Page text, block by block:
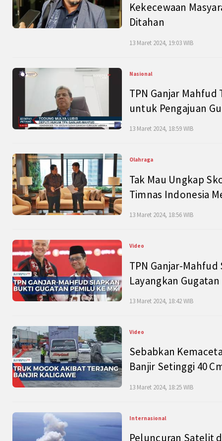
Kekecewaan
Ditahan
13 Maret 2024, 19:03 WIB
Nasional
TPN Ganjar
untuk Pengajuan
13 Maret 2024, 18:59 WIB
Olahraga
Tak Mau Ungkap
Timnas Indonesia
13 Maret 2024, 18:56 WIB
Video
TPN Ganjar-
Layangkan
13 Maret 2024, 18:42 WIB
Video
Sebabkan
Banjir Setinggi 40
13 Maret 2024, 18:25 WIB
Internasional
Peluncuran Satelit